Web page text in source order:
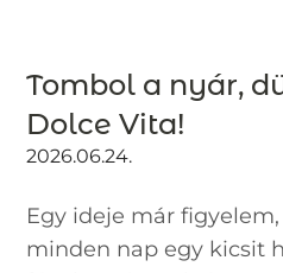
Tombol a nyár,
Dolce Vita!
2026.06.24.
Egy ideje már
minden nap egy kicsit